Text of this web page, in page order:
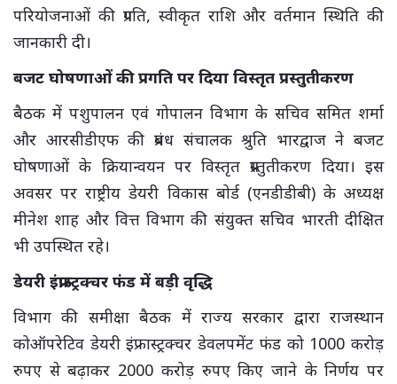
परियोजनाओं की प्रगति, स्वीकृत राशि और वर्तमान स्थिति की
जानकारी दी।
बजट घोषणाओं की प्रगति पर दिया विस्तृत प्रस्तुतीकरण
बैठक में पशुपालन एवं गोपालन विभाग के सचिव समित शर्मा
और आरसीडीएफ की प्रबंध संचालक श्रुति भारद्वाज ने बजट
घोषणाओं के क्रियान्वयन पर विस्तृत प्रस्तुतीकरण दिया। इस
अवसर पर राष्ट्रीय डेयरी विकास बोर्ड (एनडीडीबी) के अध्यक्ष
मीनेश शाह और वित्त विभाग की संयुक्त सचिव भारती दीक्षित
भी उपस्थित रहे।
डेयरी इंफ्रास्ट्रक्चर फंड में बड़ी वृद्धि
विभाग की समीक्षा बैठक में राज्य सरकार द्वारा राजस्थान
कोऑपरेटिव डेयरी इंफ्रास्ट्रक्चर डेवलपमेंट फंड को 1000 करोड़
रुपए से बढ़ाकर 2000 करोड़ रुपए किए जाने के निर्णय पर